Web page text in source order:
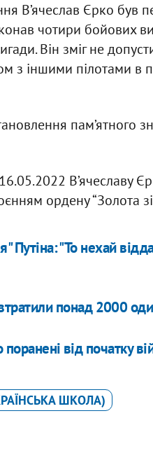
В’ячеслав Єрко був
чотири бойових
Він зміг не
з іншими пілотами
пам’ятного
В’ячеславу
ордену “Золота
Путіна: "То нехай
понад 2000
від початку
ШКОЛА)